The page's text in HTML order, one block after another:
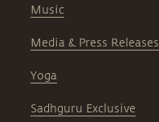
Music
Media & Press Releases
Yoga
Sadhguru Exclusive